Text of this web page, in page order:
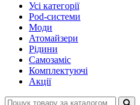
Усі категорії
Pod-системи
Моди
Атомайзери
Рідини
Самозаміс
Комплектуючі
Акції